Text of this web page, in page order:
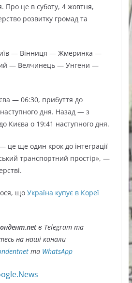
Про це в суботу, 4 жовтня,
розвитку громад та
— Вінниця — Жмеринка —
— Велчинець — Унгени —
— 06:30, прибуття до
дня. Назад — з
Києва о 19:41 наступного дня.
це ще один крок до інтеграції
транспортний простір», —
щоУкраїна купує в Кореї
в Telegram та
на наші канали
та WhatsApp